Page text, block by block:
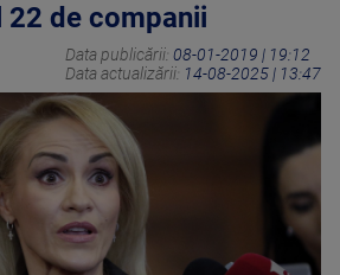
de companii
Data publicării: 08-01-2019 | 19:12
Data actualizării: 14-08-2025 | 13:47